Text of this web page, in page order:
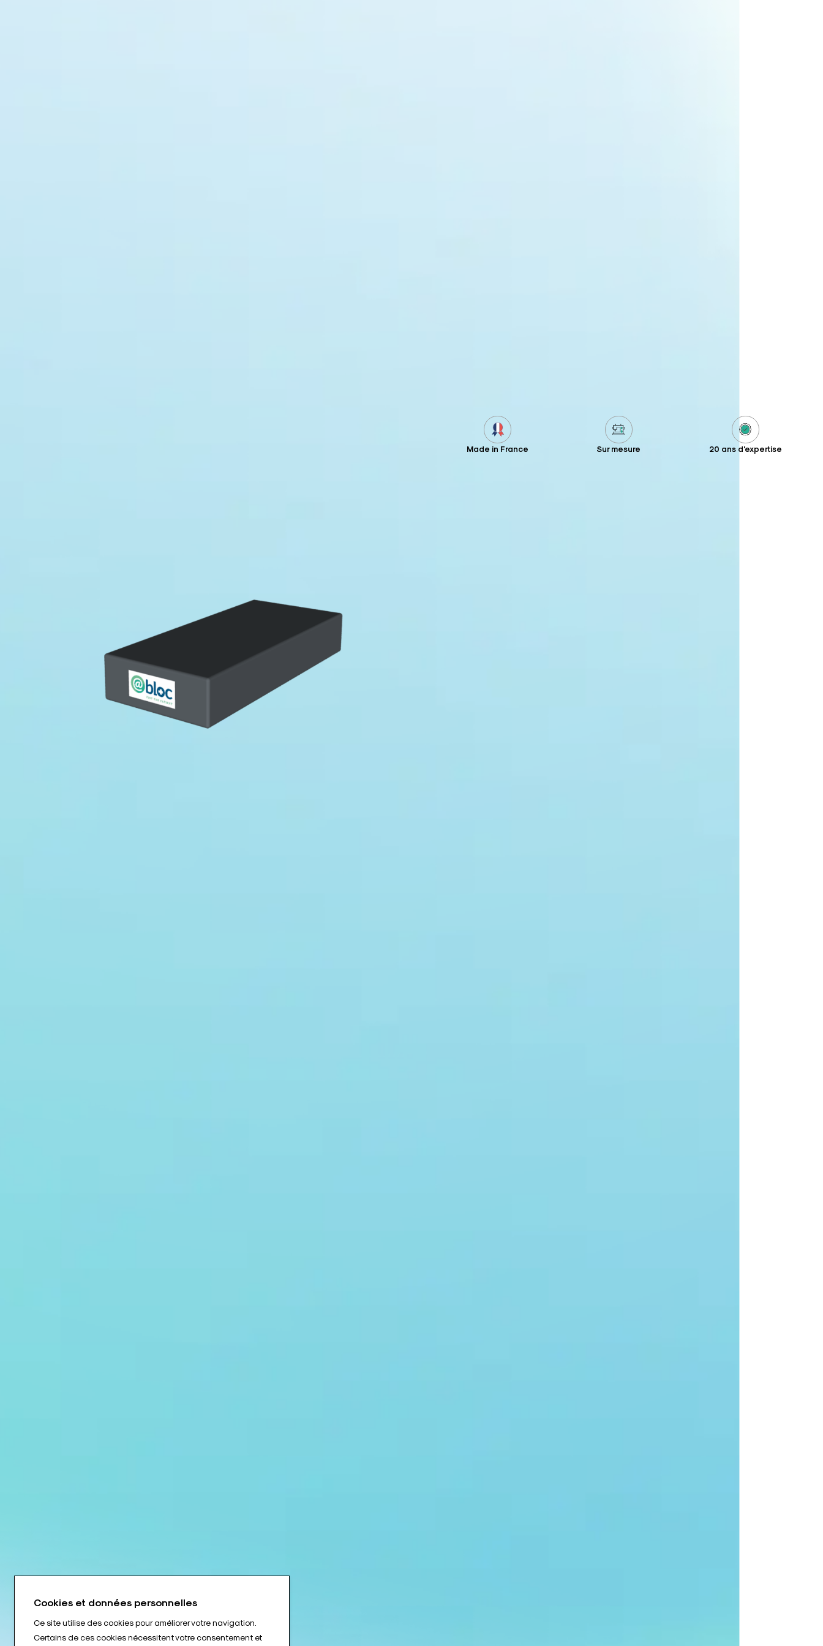
Made in France Sur mesure 20 ans d'expertise
Cookies et données personnelles
Ce site utilise des cookies pour améliorer votre navigation.
Certains de ces cookies nécessitent votre consentement et